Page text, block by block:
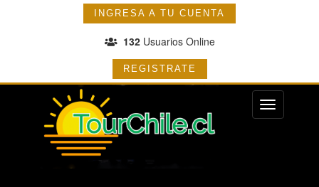
INGRESA A TU CUENTA
132Usuarios Online
REGISTRATE
Menu